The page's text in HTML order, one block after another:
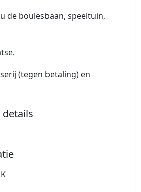
de boulesbaan, speeltuin,
(tegen betaling) en